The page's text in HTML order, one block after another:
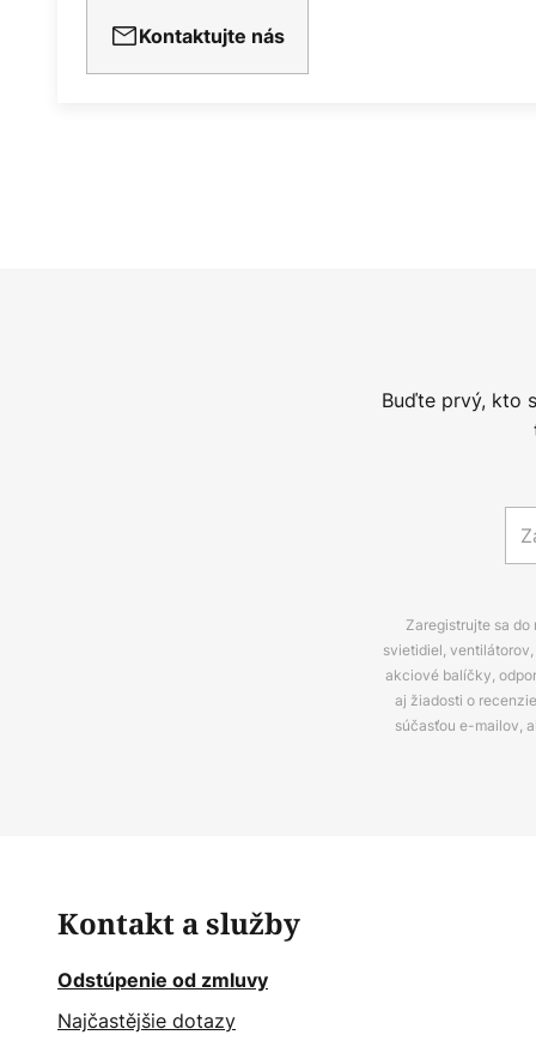
Kontaktujte nás
Buďte prvý, kto
Zaregistrujte sa
svietidiel,
akciové balíčky,
aj žiadosti o
súčasťou e-mailov,
Kontakt a služby
Odstúpenie od zmluvy
Najčastějšie dotazy